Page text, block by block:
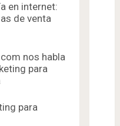
en internet:
de venta
nos habla
para
para